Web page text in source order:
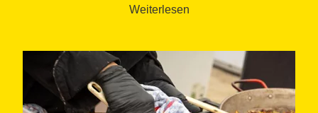
complementa la oferta gastronómica comarcal, y
Weiterlesen